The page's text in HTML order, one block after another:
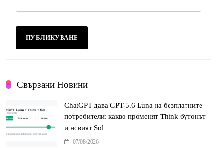
Свързани Новини
ChatGPT дава GPT-5.6 Luna на безплатните
потребители: какво променят Think бутонът
и новият Sol
07/08/2026